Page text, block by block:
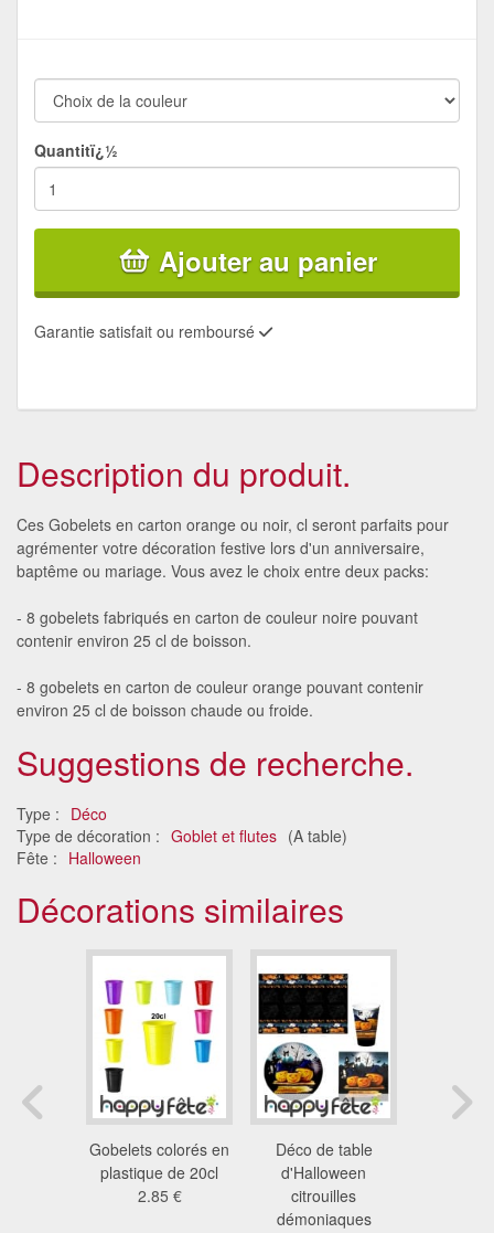
Quantitï¿½
Ajouter au panier
Garantie satisfait ou remboursé
Description du produit.
Ces Gobelets en carton orange ou noir, cl seront parfaits pour
agrémenter votre décoration festive lors d'un anniversaire,
baptême ou mariage. Vous avez le choix entre deux packs:
- 8 gobelets fabriqués en carton de couleur noire pouvant
contenir environ 25 cl de boisson.
- 8 gobelets en carton de couleur orange pouvant contenir
environ 25 cl de boisson chaude ou froide.
Suggestions de recherche.
Type : Déco
Type de décoration : Goblet et flutes (A table)
Fête : Halloween
Décorations similaires
Gobelets colorés en
plastique de 20cl
2.85 €
Déco de table
d'Halloween
citrouilles
démoniaques